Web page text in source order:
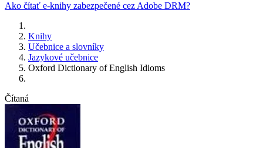
Ako čítať e-knihy zabezpečené cez Adobe DRM?
Knihy
Učebnice a slovníky
Jazykové učebnice
Oxford Dictionary of English Idioms
Čítaná